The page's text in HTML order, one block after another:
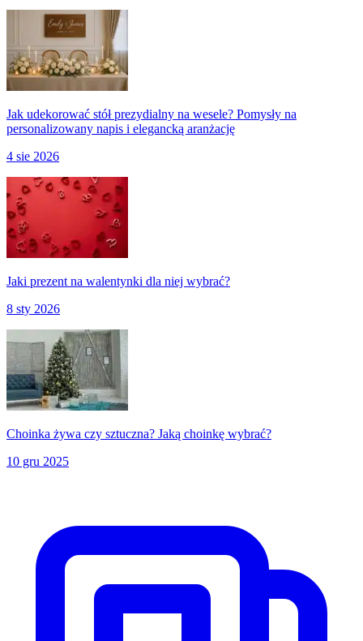
Jak udekorować stół prezydialny na wesele? Pomysły na
personalizowany napis i elegancką aranżację
4 sie 2026
Jaki prezent na walentynki dla niej wybrać?
8 sty 2026
Choinka żywa czy sztuczna? Jaką choinkę wybrać?
10 gru 2025